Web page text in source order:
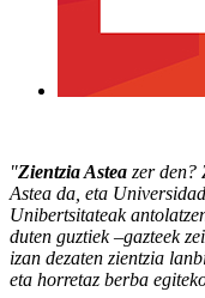
"Zientzia Astea zer den?
Astea da, eta
Unibertsitateak
duten guztiek –gazteek
izan dezaten zientzia
eta horretaz berba